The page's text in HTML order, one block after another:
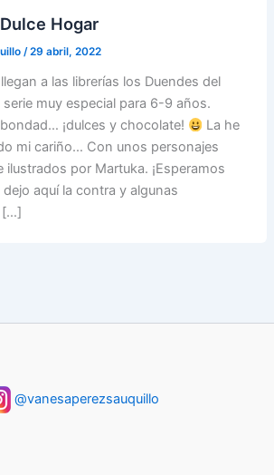
Hogar
/29 abril, 2022
a las librerías los Duendes del
serie muy especial para 6-9 años.
¡dulces y chocolate!
La he
mi cariño… Con unos personajes
ilustrados por Martuka. ¡Esperamos
aquí la contra y algunas
[…]
@vanesaperezsauquillo